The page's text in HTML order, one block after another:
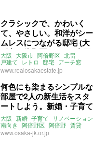
クラシックで、かわいく
て、やさしい。和洋がシー
ムレスにつながる邸宅 (大
阪市阿倍野区234㎡の売買
物件)
大阪 大阪市 阿倍野区 北畠
戸建て レトロ 邸宅 アーチ窓
丸窓 テラス 洋和融合
7SLDK 売買
www.realosakaestate.jp
何色にも染まるシンプルな
部屋で2人の新生活をスタ
ートしよう。新婚・子育て
世帯にうれしい特典も！(大
阪市阿倍野区40㎡の賃貸物
件)
大阪 新婚 子育て
リノベーション
南向き 阿倍野区 阿倍野 賃貸
www.osaka-jk.or.jp